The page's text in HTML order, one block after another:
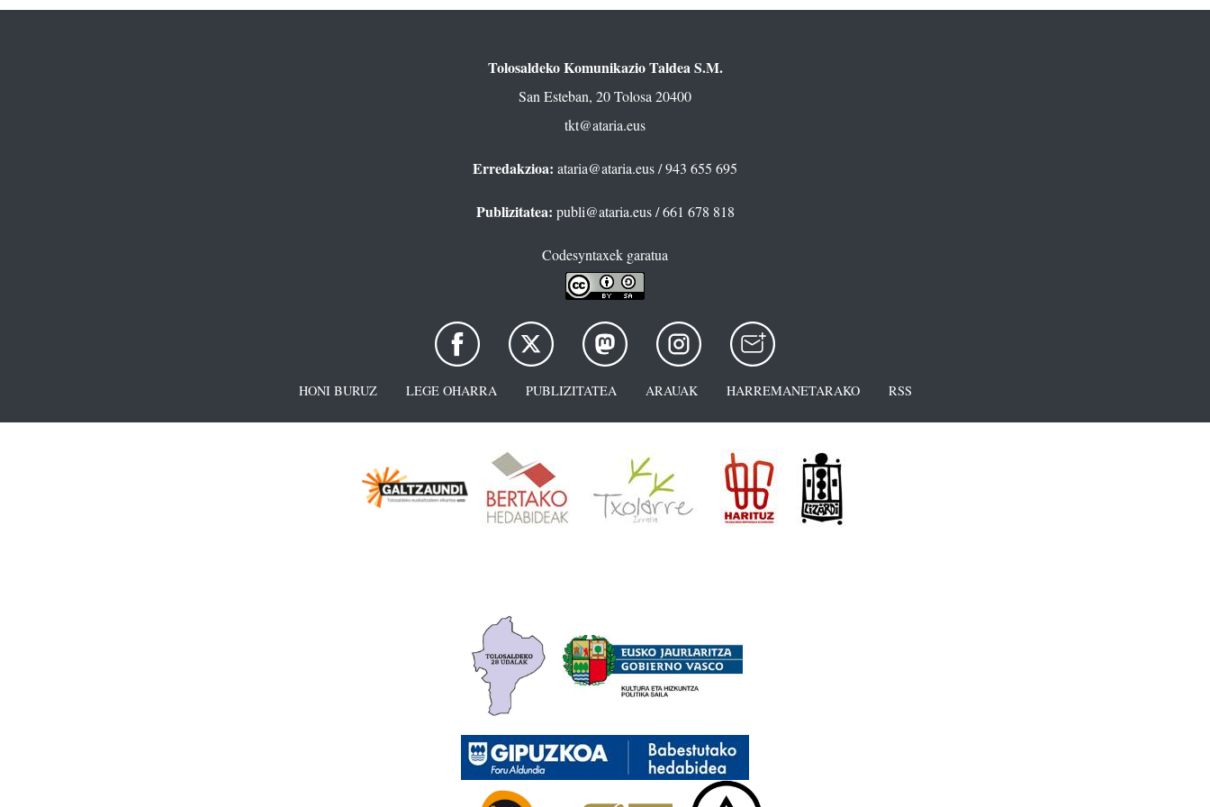
Tolosaldeko Komunikazio Taldea S.M.
San Esteban, 20 Tolosa 20400
tkt@ataria.eus
Erredakzioa: ataria@ataria.eus/ 943 655 695
Publizitatea: publi@ataria.eus/ 661 678 818
Codesyntaxek garatua
HONI BURUZ LEGE OHARRA PUBLIZITATEA ARAUAK HARREMANETARAKO RSS